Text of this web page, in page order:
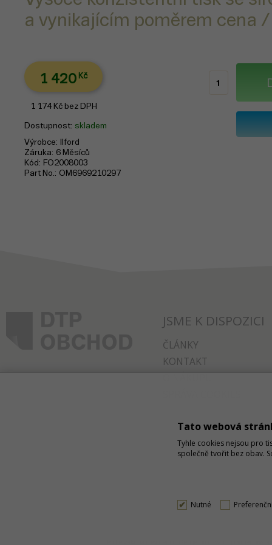
a vynikajícím poměrem cena /
1 420 Kč
1 174 Kč bez DPH
Dostupnost skladem
Výrobce
Ilford
Záruka 6 Měsíců
Kód
FO2008003
Part No. OM6969210297
JSME K DISPOZICI
ČLÁNKY
KONTAKT
Tato webová
Tyhle cookies nejsou pro
společně tvořit bez obav.
Nutné